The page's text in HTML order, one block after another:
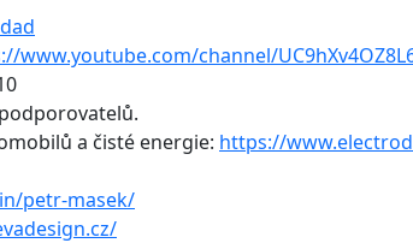
www.youtube.com/channel/
a čisté energie: https://
petr-masek/